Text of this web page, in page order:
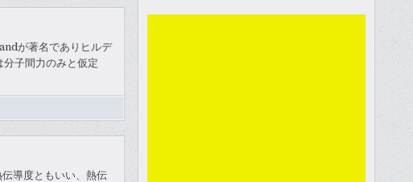
が著名でありヒルデ
子間力のみと仮定
導度ともいい、熱伝